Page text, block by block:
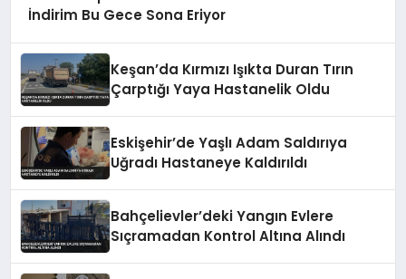
İndirim Bu Gece Sona Eriyor
Keşan’da Kırmızı Işıkta Duran Tırın
Çarptığı Yaya Hastanelik Oldu
Eskişehir’de Yaşlı Adam Saldırıya
Uğradı Hastaneye Kaldırıldı
Bahçelievler’deki Yangın Evlere
Sıçramadan Kontrol Altına Alındı